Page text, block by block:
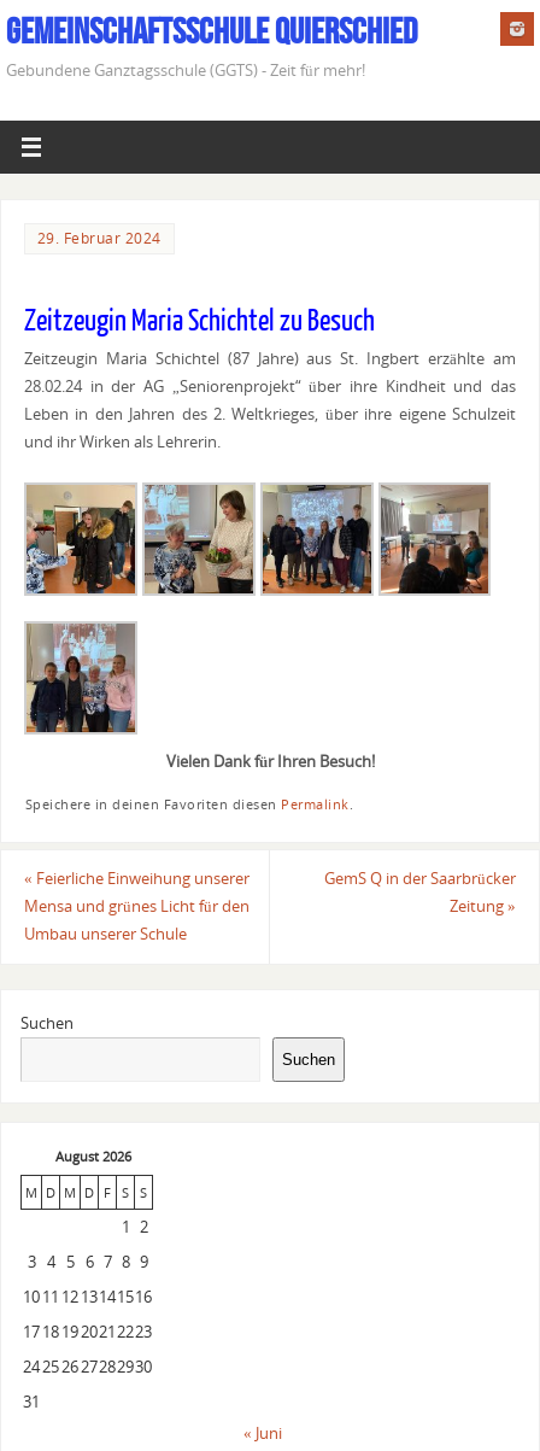
Gemeinschaftsschule Quierschied
Gebundene Ganztagsschule (GGTS) - Zeit für mehr!
29. Februar 2024
Zeitzeugin Maria Schichtel zu Besuch
Zeitzeugin Maria Schichtel (87 Jahre) aus St. Ingbert erzählte am
28.02.24 in der AG „Seniorenprojekt“ über ihre Kindheit und das
Leben in den Jahren des 2. Weltkrieges, über ihre eigene Schulzeit
und ihr Wirken als Lehrerin.
Vielen Dank für Ihren Besuch!
Speichere in deinen Favoriten diesen Permalink.
« Feierliche Einweihung unserer
Mensa und grünes Licht für den
Umbau unserer Schule
GemS Q in der Saarbrücker
Zeitung»
Suchen
Suchen
August 2026
M D M D F S S
1 2
3 4 5 6 7 8 9
1011 1213141516
17181920212223
24252627282930
31
« Juni